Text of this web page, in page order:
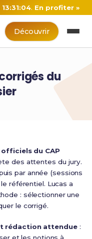
13:31:03. En profiter »
Découvrir
du
du CAP
des attentes du jury.
par année (sessions
référentiel. Lucas a
: sélectionner une
le corrigé.
rédaction attendue: